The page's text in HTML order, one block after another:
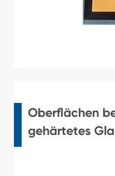
Oberflächen
gehärtetes